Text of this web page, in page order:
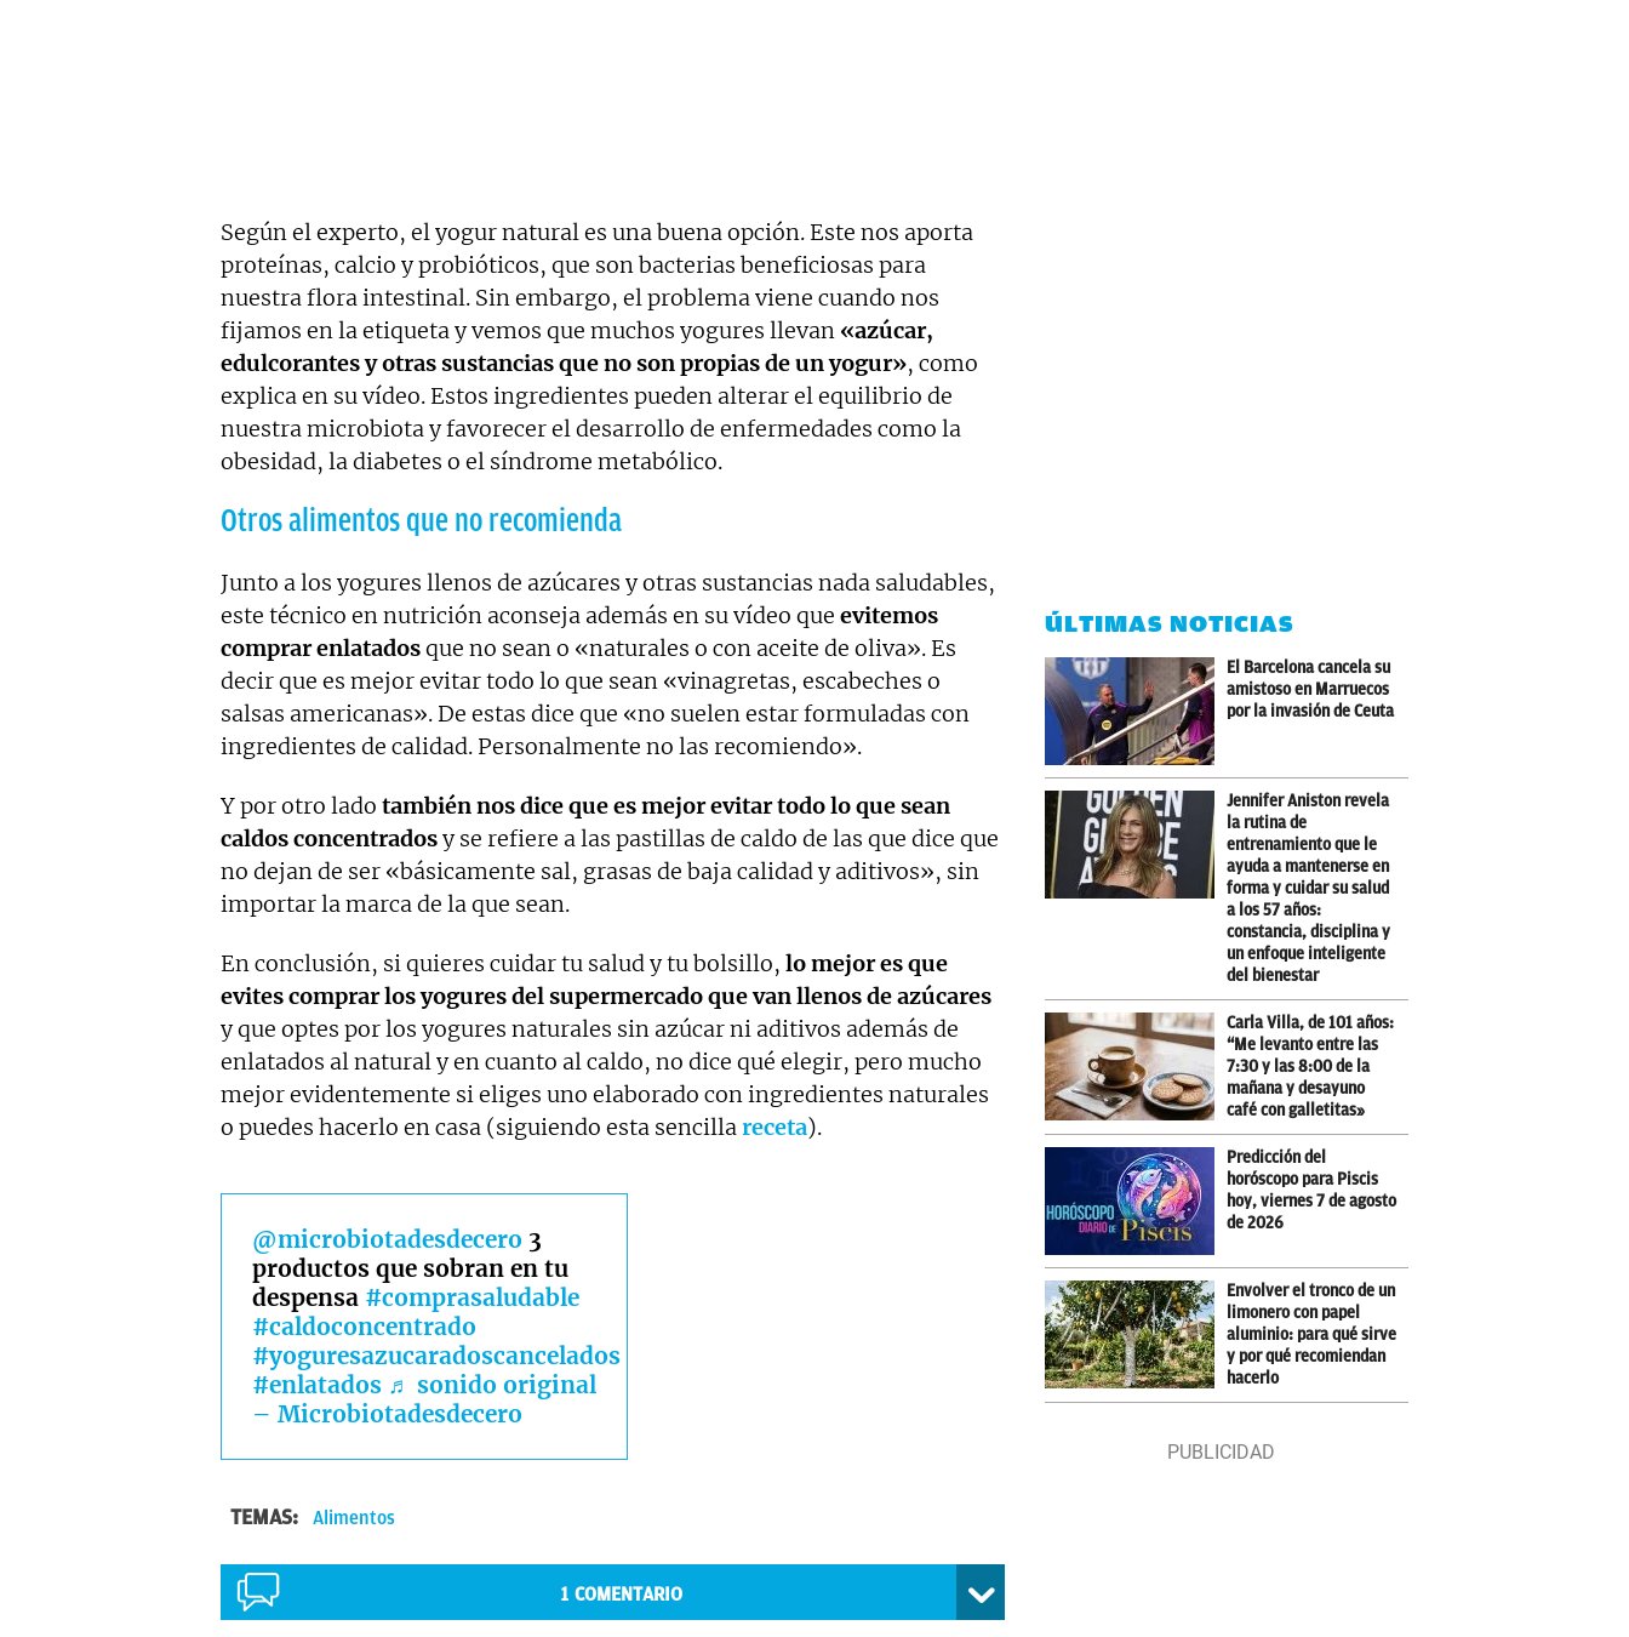
Según el experto, el yogur natural es una buena opción. Este nos aporta
proteínas, calcio y probióticos, que son bacterias beneficiosas para
nuestra flora intestinal. Sin embargo, el problema viene cuando nos
fijamos en la etiqueta y vemos que muchos yogures llevan «azúcar,
edulcorantes y otras sustancias que no son propias de un yogur», como
explica en su vídeo. Estos ingredientes pueden alterar el equilibrio de
nuestra microbiota y favorecer el desarrollo de enfermedades como la
obesidad, la diabetes o el síndrome metabólico.
Otros alimentos que no recomienda
Junto a los yogures llenos de azúcares y otras sustancias nada saludables,
este técnico en nutrición aconseja además en su vídeo que evitemos
comprar enlatadosque no sean o «naturales o con aceite de oliva». Es
decir que es mejor evitar todo lo que sean «vinagretas, escabeches o
salsas americanas». De estas dice que «no suelen estar formuladas con
ingredientes de calidad. Personalmente no las recomiendo».
Y por otro lado también nos dice que es mejor evitar todo lo que sean
caldos concentradosy se refiere a las pastillas de caldo de las que dice que
no dejan de ser «básicamente sal, grasas de baja calidad y aditivos», sin
importar la marca de la que sean.
En conclusión, si quieres cuidar tu salud y tu bolsillo, lo mejor es que
evites comprar los yogures del supermercado que van llenos de azúcares
y que optes por los yogures naturales sin azúcar ni aditivos además de
enlatados al natural y en cuanto al caldo, no dice qué elegir, pero mucho
mejor evidentemente si eliges uno elaborado con ingredientes naturales
o puedes hacerlo en casa (siguiendo esta sencillareceta).
@microbiotadesdecero 3
productos que sobran en tu
despensa #comprasaludable
#caldoconcentrado
#yoguresazucaradoscancelados
#enlatados ♬ sonido original
– Microbiotadesdecero
TEMAS: Alimentos
1 COMENTARIO
ÚLTIMAS NOTICIAS
El Barcelona cancela su
amistoso en Marruecos
por la invasión de Ceuta
Jennifer Aniston revela
la rutina de
entrenamiento que le
ayuda a mantenerse en
forma y cuidar su salud
a los 57 años:
constancia, disciplina y
un enfoque inteligente
del bienestar
Carla Villa, de 101 años:
“Me levanto entre las
7:30 y las 8:00 de la
mañana y desayuno
café con galletitas»
Predicción del
horóscopo para Piscis
hoy, viernes 7 de agosto
de 2026
Envolver el tronco de un
limonero con papel
aluminio: para qué sirve
y por qué recomiendan
hacerlo